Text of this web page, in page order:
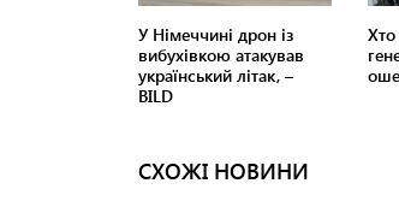
СХОЖІ НОВИНИ